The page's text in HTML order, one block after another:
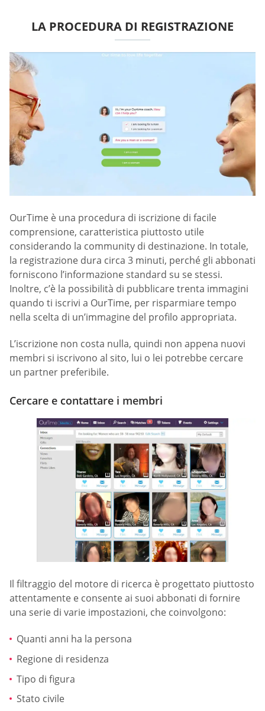
LA PROCEDURA DI REGISTRAZIONE
OurTime è una procedura di iscrizione di facile
comprensione, caratteristica piuttosto utile
considerando la community di destinazione. In totale,
la registrazione dura circa 3 minuti, perché gli abbonati
forniscono l’informazione standard su se stessi.
Inoltre, c’è la possibilità di pubblicare trenta immagini
quando ti iscrivi a OurTime, per risparmiare tempo
nella scelta di un’immagine del profilo appropriata.
L’iscrizione non costa nulla, quindi non appena nuovi
membri si iscrivono al sito, lui o lei potrebbe cercare
un partner preferibile.
Cercare e contattare i membri
Il filtraggio del motore di ricerca è progettato piuttosto
attentamente e consente ai suoi abbonati di fornire
una serie di varie impostazioni, che coinvolgono:
Quanti anni ha la persona
Regione di residenza
Tipo di figura
Stato civile